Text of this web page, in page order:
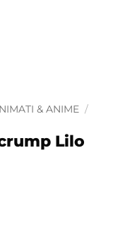
& ANIME /
Lilo